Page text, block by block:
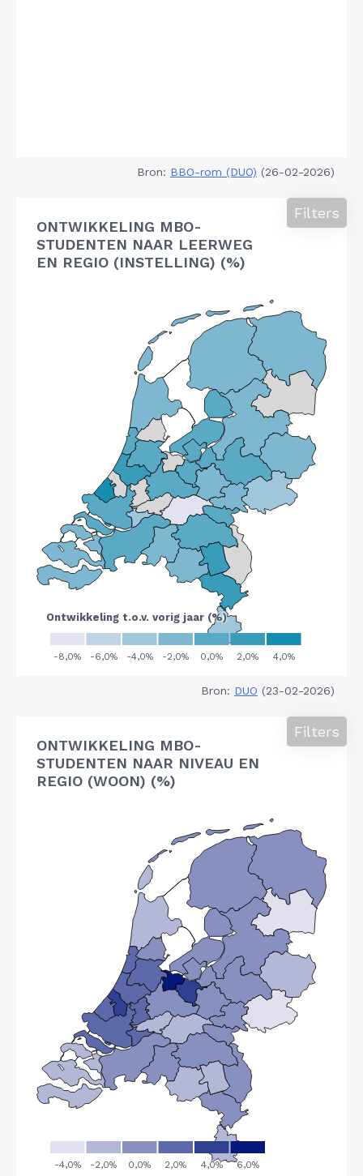
Bron: BBO-rom (DUO) (26-02-2026)
ONTWIKKELING MBO-
STUDENTEN NAAR LEERWEG
EN REGIO (INSTELLING) (%)
Filters
Bron: DUO (23-02-2026)
ONTWIKKELING MBO-
STUDENTEN NAAR NIVEAU EN
REGIO (WOON) (%)
Filters